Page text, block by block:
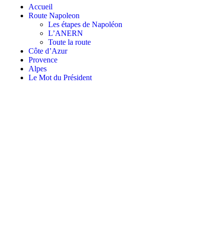
Accueil
Route Napoleon
Les étapes de Napoléon
L’ANERN
Toute la route
Côte d’Azur
Provence
Alpes
Le Mot du Président